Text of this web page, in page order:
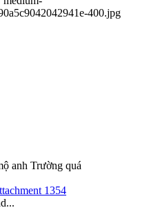
anh Trường quá
1354